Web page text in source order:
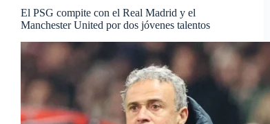
El PSG compite con el Real Madrid y el
Manchester United por dos jóvenes talentos